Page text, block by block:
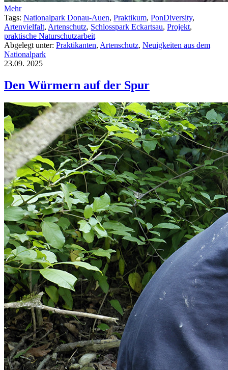
Mehr
Tags: Nationalpark Donau-Auen, Praktikum, PonDiversity,
Artenvielfalt, Artenschutz, Schlosspark Eckartsau, Projekt,
praktische Naturschutzarbeit
Abgelegt unter: Praktikanten, Artenschutz, Neuigkeiten aus dem
Nationalpark
23.09. 2025
Den Würmern auf der Spur